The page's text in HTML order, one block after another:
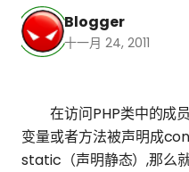
Blogger
十一月 24, 2011
在访问PHP类中的成员
变量或者方法被声明成
static（声明静态）,那么